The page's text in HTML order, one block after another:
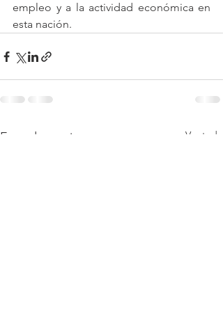
empleo y a la actividad económica en
esta nación.
Entradas recientes Ver todo